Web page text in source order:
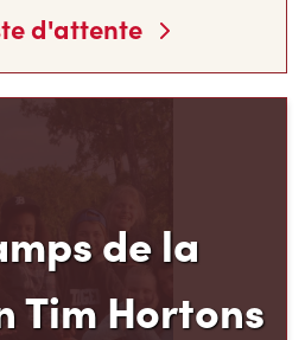
d'attente
de la
Tim Hortons